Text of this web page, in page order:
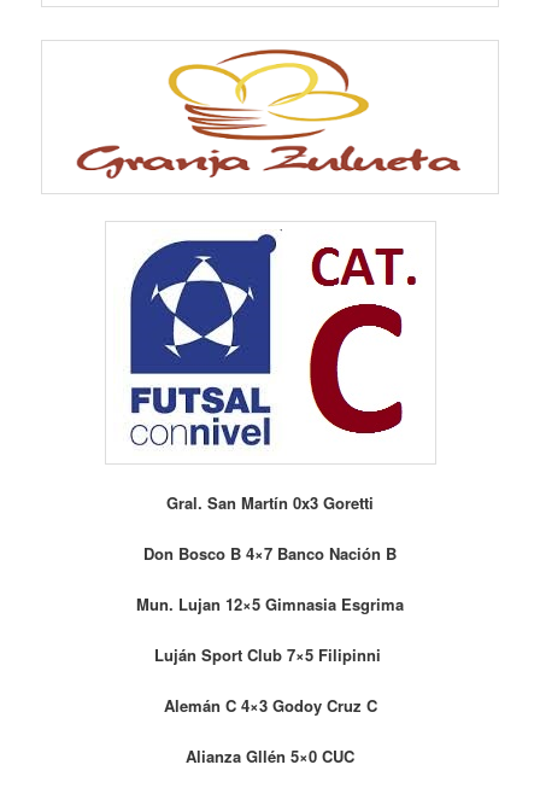
Gral. San Martín 0x3 Goretti
Don Bosco B 4×7 Banco Nación B
Mun. Lujan 12×5 Gimnasia Esgrima
Luján Sport Club 7×5 Filipinni
Alemán C 4×3 Godoy Cruz C
Alianza Gllén 5×0 CUC